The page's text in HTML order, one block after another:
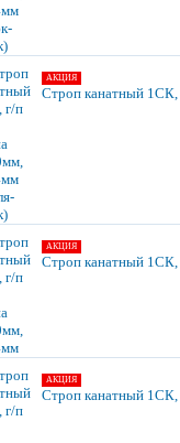
АКЦИЯ
Строп канатный 1СК,
АКЦИЯ
Строп канатный 1СК,
АКЦИЯ
Строп канатный